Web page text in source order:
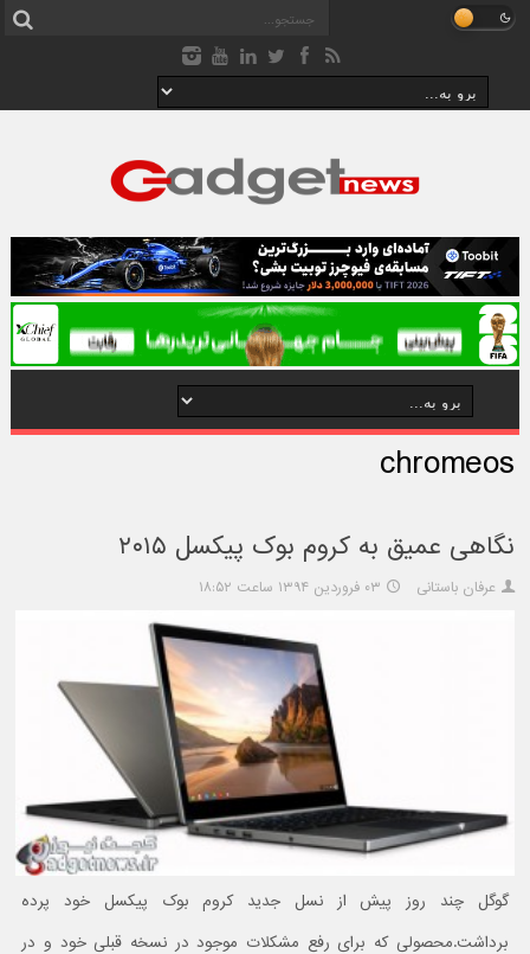
chromeos
نگاهی عمیق به کروم بوک پیکسل ۲۰۱۵
عرفان باستانی ۰۳ فروردین ۱۳۹۴ ساعت ۱۸:۵۲
گوگل چند روز پیش از نسل جدید کروم بوک پیکسل خود پرده
برداشت.محصولی که برای رفع مشکلات موجود در نسخه قبلی خود و در